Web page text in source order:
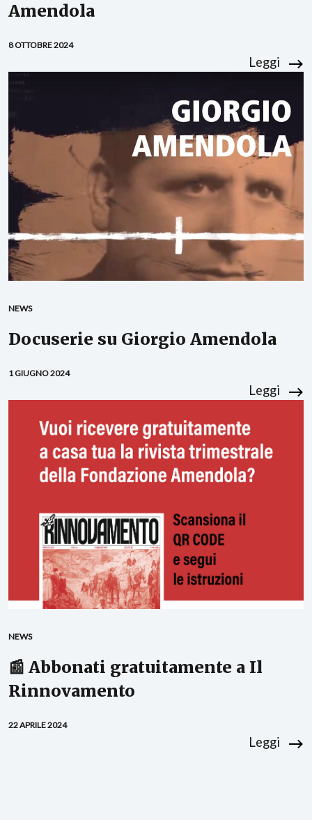
Amendola
8 OTTOBRE 2024
Leggi
NEWS
Docuserie su Giorgio Amendola
1 GIUGNO 2024
Leggi
NEWS
📰 Abbonati gratuitamente a Il
Rinnovamento
22 APRILE 2024
Leggi